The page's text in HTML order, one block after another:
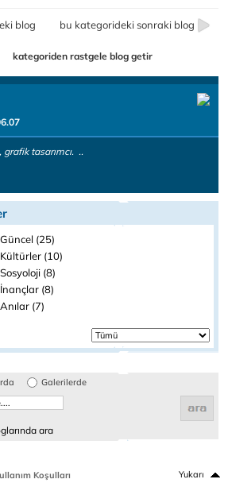
blog bu kategorideki sonraki blog
kategoriden rastgele blog getir
grafik tasarımcı. ..
Güncel (25)
Kültürler (10)
Sosyoloji (8)
İnançlar (8)
Anılar (7)
Galerilerde
ara
Koşulları Yukarı